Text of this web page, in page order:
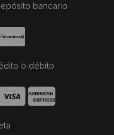
bancario
o débito